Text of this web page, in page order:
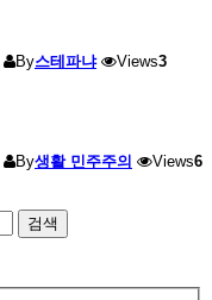
By스테파냐 Views3
By생활 민주주의 Views6
검색